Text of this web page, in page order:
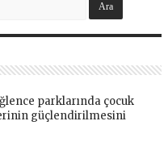
parklarında çocuk
güçlendirilmesini